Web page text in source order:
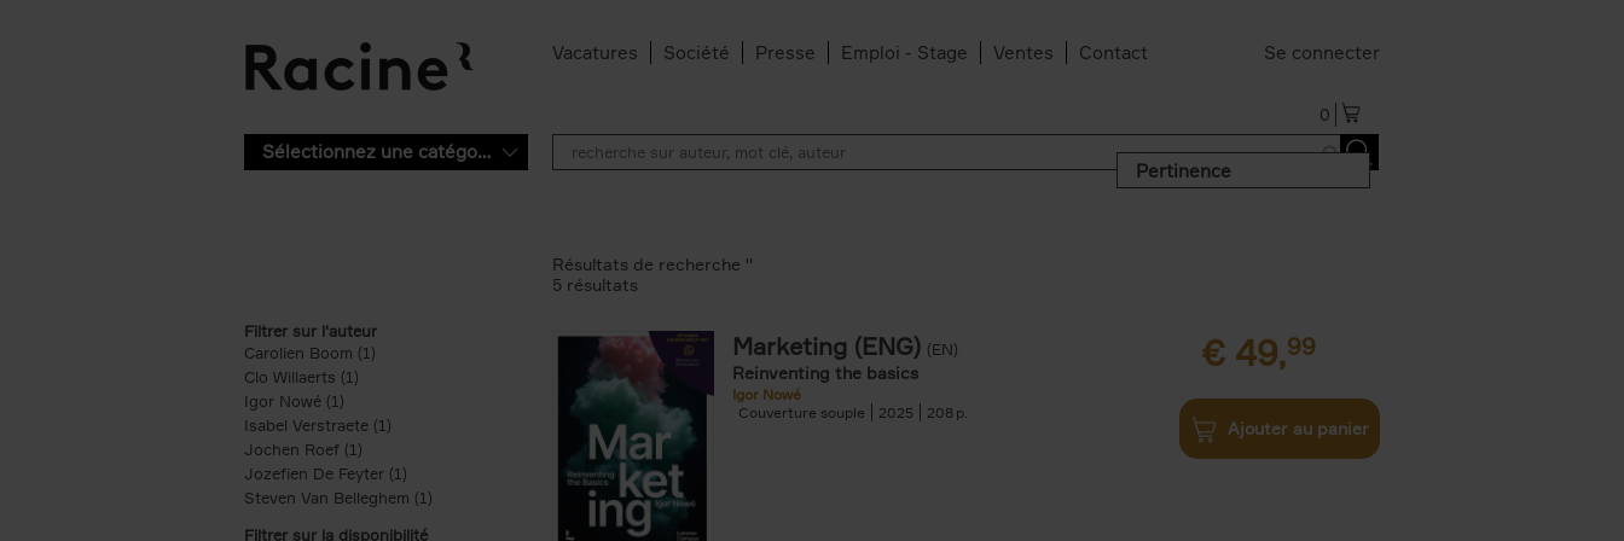
Vacatures Société Presse Emploi - Stage Ventes Contact Se connecter
0
Sélectionnez une catégorie
Pertinence
Filtrer sur l'auteur
Carolien Boom (1)
Clo Willaerts (1)
Igor Nowé (1)
Isabel Verstraete (1) Apply Isabel Verstraete filter
Jochen Roef (1)
Jozefien De Feyter (1) Apply Jozefien De Feyter filter
Steven Van Belleghem (1) Apply Steven Van Belleghem filter
Filtrer sur la disponibilité
Résultats de recherche ''
5 résultats
Marketing (ENG) (EN)
Reinventing the basics
Igor Nowé
Couverture souple
2025 208
€ 49,99
Ajouter au panier